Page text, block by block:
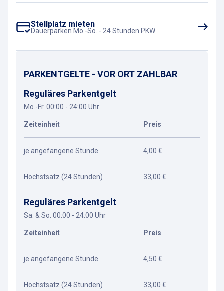
Stellplatz mieten
Dauerparken Mo.-So. - 24 Stunden PKW
PARKENTGELTE - VOR ORT ZAHLBAR
Reguläres Parkentgelt
Mo.-Fr. 00:00 - 24:00 Uhr
Zeiteinheit Preis
je angefangene Stunde 4,00 €
Höchstsatz (24 Stunden) 33,00 €
Reguläres Parkentgelt
Sa. & So. 00:00 - 24:00 Uhr
Zeiteinheit Preis
je angefangene Stunde 4,50 €
Höchstsatz (24 Stunden) 33,00 €